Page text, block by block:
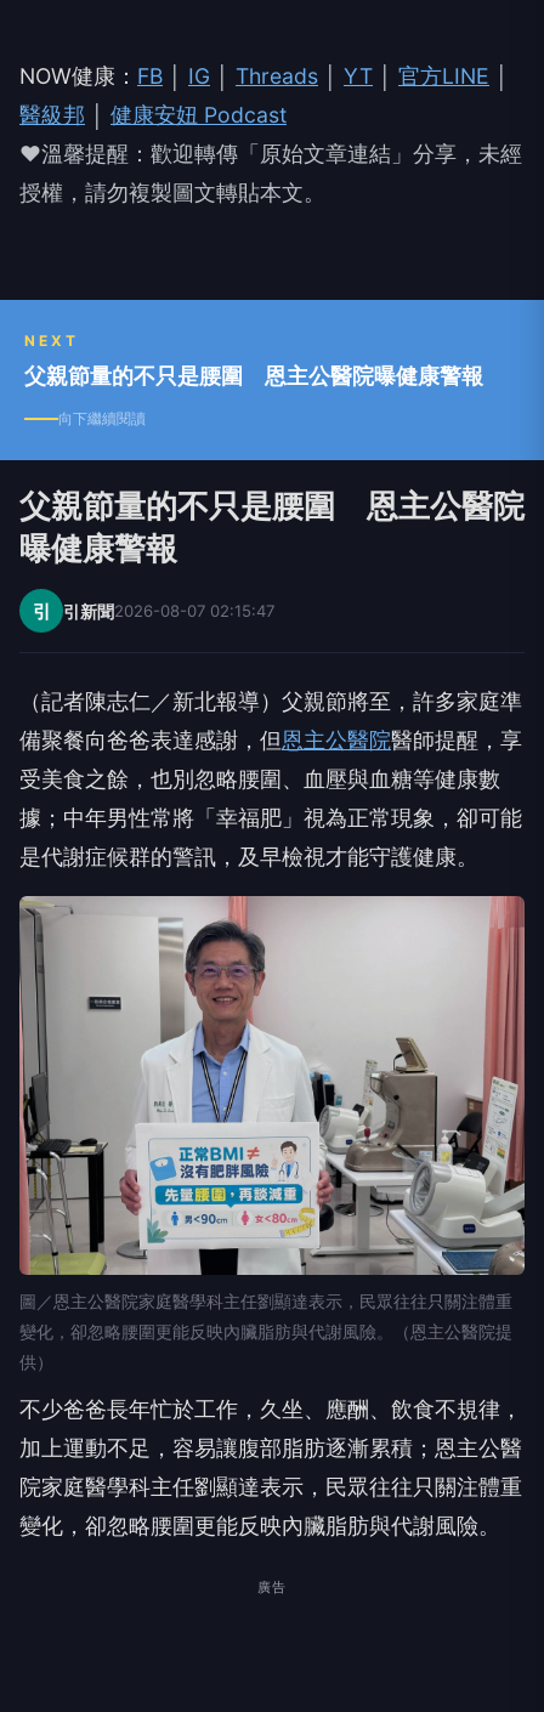
NOW健康： FB IG Threads YT 官方LINE
醫級邦
健康安妞 Podcast
❤溫馨提醒：歡迎轉傳「原始文章連結」分享，未經
授權，請勿複製圖文轉貼本文。
NEXT
父親節量的不只是腰圍 恩主公醫院曝健康警報
向下繼續閱讀
父親節量的不只是腰圍 恩主公醫院
曝健康警報
引 引新聞2026-08-07 02:15:47
（記者陳志仁／新北報導）父親節將至，許多家庭準
備聚餐向爸爸表達感謝，但恩主公醫院醫師提醒，享
受美食之餘，也別忽略腰圍、血壓與血糖等健康數
據；中年男性常將「幸福肥」視為正常現象，卻可能
是代謝症候群的警訊，及早檢視才能守護健康。
圖／恩主公醫院家庭醫學科主任劉顯達表示，民眾往往只關注體重
變化，卻忽略腰圍更能反映內臟脂肪與代謝風險。（恩主公醫院提
供）
不少爸爸長年忙於工作，久坐、應酬、飲食不規律，
加上運動不足，容易讓腹部脂肪逐漸累積；恩主公醫
院家庭醫學科主任劉顯達表示，民眾往往只關注體重
變化，卻忽略腰圍更能反映內臟脂肪與代謝風險。
廣告